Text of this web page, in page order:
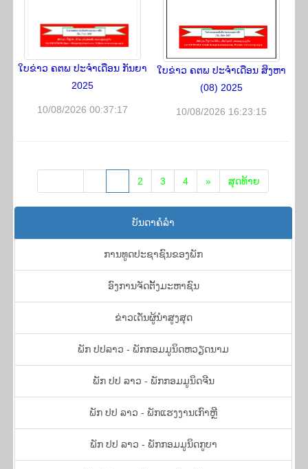
ໃບ​ຂ່າວ​ ຄ​ຕ​ພ ປະ​ຈຳ​ເດືອນ​ ກັນ​ຍາ
2025
10/08/2026 00:37:17
ໃບຂ່າວ ຄຕພ ປະຈຳເດືອນ ສິງຫາ
(08) 2025
10/08/2026 16:23:15
2 3 4 » ​ສຸດ​ທ້າຍ
ບັນ​ດາ​ຄໍ​ລຳ
ການ​ທູດ​ປະ​ຊາ​ຊົນ​ຂອງ​ພັກ
ອົງ​ການ​ຈັດ​ຕັ້ງ​ມະ​ຫາ​ຊົນ
​ຂ່າວ​ເດັ່ນ​ຜູ້​ນຳ​ສູງ​ສຸດ
ພັກ​ ປ​ປ​ລາວ - ພັກ​ກອມ​ມູ​ນິດ​ຫວຽດ​ນາມ
​ພັກ ປ​ປ ລາວ - ພັກ​ກອມ​ມູ​ນິດ​ຈີນ
ພັກ ປ​ປ ລາວ - ພັກ​ແຮ​ງ​ງານ​ເກົາຫຼີ
​ພັກ ປ​ປ ລາວ - ພັກ​ກອມ​ມູ​ນິດ​ກູ​ບາ